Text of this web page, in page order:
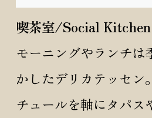
喫茶室/Social
モーニングやランチは
かしたデリカテッセン
チュールを軸にタパス